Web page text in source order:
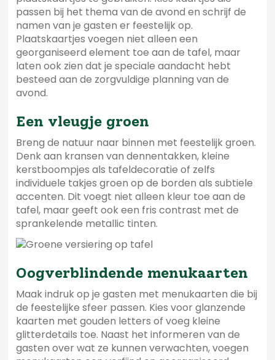
passen bij het thema van de avond en schrijf de
namen van je gasten er feestelijk op.
Plaatskaartjes voegen niet alleen een
georganiseerd element toe aan de tafel, maar
laten ook zien dat je speciale aandacht hebt
besteed aan de zorgvuldige planning van de
avond.
Een vleugje groen
Breng de natuur naar binnen met feestelijk groen.
Denk aan kransen van dennentakken, kleine
kerstboompjes als tafeldecoratie of zelfs
individuele takjes groen op de borden als subtiele
accenten. Dit voegt niet alleen kleur toe aan de
tafel, maar geeft ook een fris contrast met de
sprankelende metallic tinten.
Oogverblindende menukaarten
Maak indruk op je gasten met menukaarten die bij
de feestelijke sfeer passen. Kies voor glanzende
kaarten met gouden letters of voeg kleine
glitterdetails toe. Naast het informeren van de
gasten over wat ze kunnen verwachten, voegen